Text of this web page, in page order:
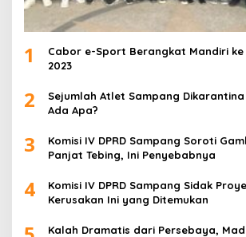
1
Cabor e-Sport Berangkat Mandiri
2023
2
Sejumlah Atlet Sampang
Ada Apa?
3
Komisi IV DPRD Sampang Soroti
Panjat Tebing, Ini Penyebabnya
4
Komisi IV DPRD Sampang Sidak
Kerusakan Ini yang Ditemukan
Kalah Dramatis dari Persebaya,